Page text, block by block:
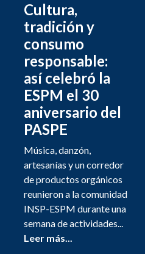
Cultura,
tradición y
consumo
responsable:
así celebró la
ESPM el 30
aniversario del
PASPE
Música, danzón,
artesanías y un corredor
de productos orgánicos
reunieron a la comunidad
INSP-ESPM durante una
semana de actividades...
Leer más...